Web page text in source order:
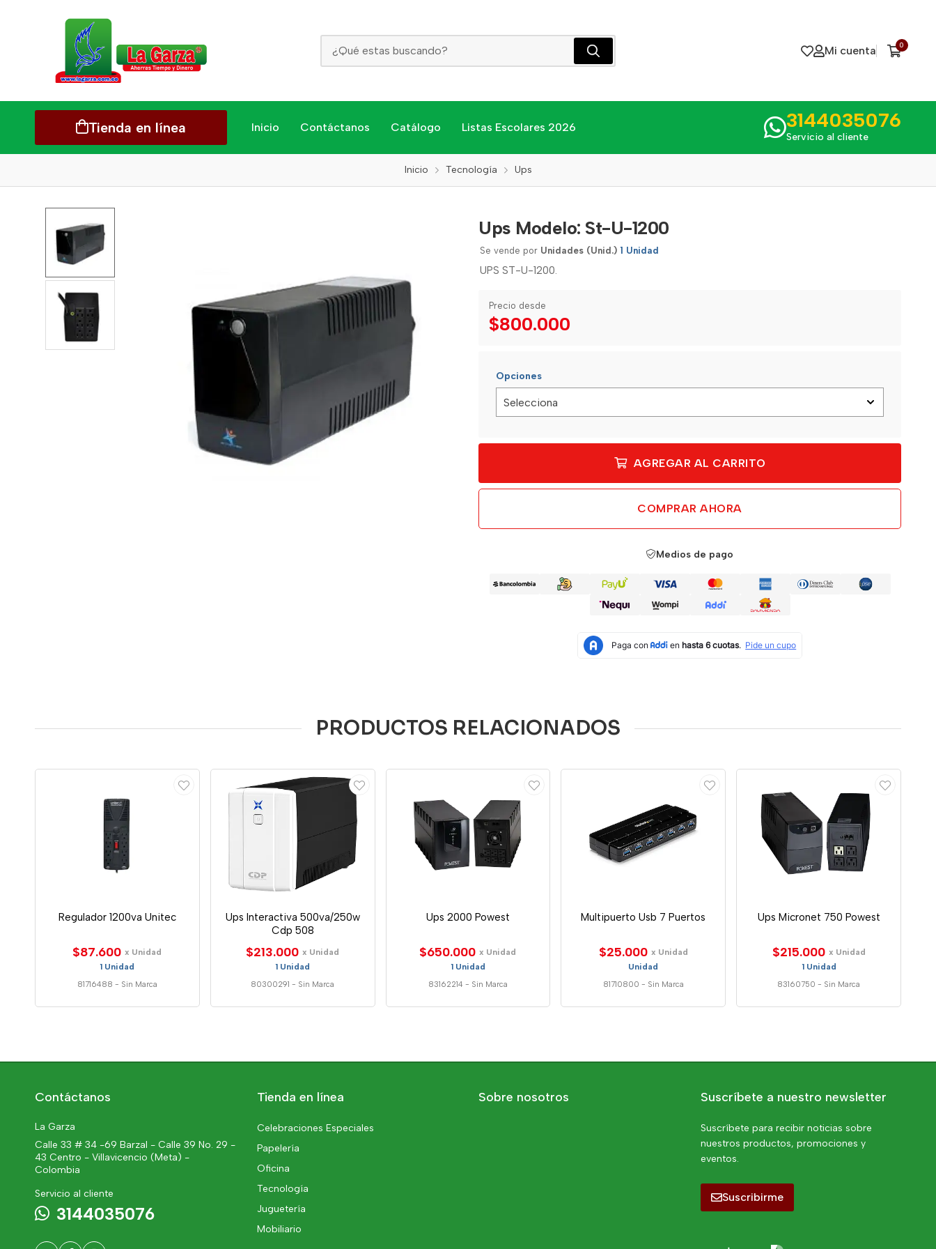
Mi cuenta 0
Tienda en línea Inicio Contáctanos Catálogo Listas Escolares 2026 3144035076
Servicio al cliente
Inicio Tecnología Ups
Ups Modelo: St-U-1200
Se vende por Unidades (Unid.) 1 Unidad
UPS ST-U-1200.
Precio desde
$800.000
Opciones
AGREGAR AL CARRITO
COMPRAR AHORA
Medios de pago
PRODUCTOS RELACIONADOS
Regulador 1200va Unitec
$87.600 x Unidad
1 Unidad
81716488 - Sin Marca
Ups Interactiva 500va/250w
Cdp 508
$213.000 x Unidad
1 Unidad
80300291 - Sin Marca
Ups 2000 Powest
$650.000 x Unidad
1 Unidad
83162214 - Sin Marca
Multipuerto Usb 7 Puertos
$25.000 x Unidad
Unidad
81710800 - Sin Marca
Ups Micronet 750 Powest
$215.000 x Unidad
1 Unidad
83160750 - Sin Marca
Contáctanos
La Garza
Calle 33 # 34 -69 Barzal - Calle 39 No. 29 -
43 Centro - Villavicencio (Meta) -
Colombia
Servicio al cliente
3144035076
Tienda en línea
Celebraciones Especiales
Papelería
Oficina
Tecnología
Juguetería
Mobiliario
Sobre nosotros Suscríbete a nuestro newsletter
Suscríbete para recibir noticias sobre
nuestros productos, promociones y
eventos.
Suscribirme